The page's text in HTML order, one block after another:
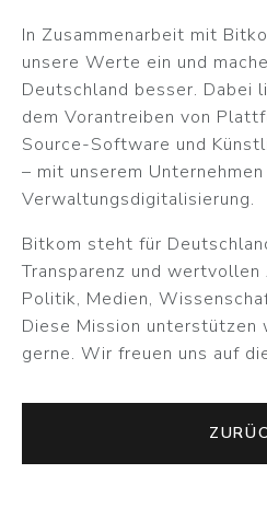
In Zusammenarbeit mit
unsere Werte ein und
Deutschland besser. Dabei
dem Vorantreiben von
Source-Software und
– mit unserem Unternehmen
Verwaltungsdigitalisierung.
Bitkom steht für
Transparenz und
Politik, Medien,
Diese Mission unterstützen
gerne. Wir freuen uns auf